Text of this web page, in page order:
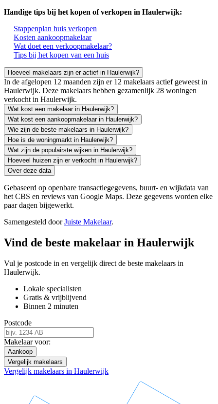
Handige tips bij het kopen of verkopen in Haulerwijk:
Stappenplan huis verkopen
Kosten aankoopmakelaar
Wat doet een verkoopmakelaar?
Tips bij het kopen van een huis
Hoeveel makelaars zijn er actief in Haulerwijk?
In de afgelopen 12 maanden zijn er 12 makelaars actief geweest in
Haulerwijk. Deze makelaars hebben gezamenlijk 28 woningen
verkocht in Haulerwijk.
Wat kost een makelaar in Haulerwijk?
Wat kost een aankoopmakelaar in Haulerwijk?
Wie zijn de beste makelaars in Haulerwijk?
Hoe is de woningmarkt in Haulerwijk?
Wat zijn de populairste wijken in Haulerwijk?
Hoeveel huizen zijn er verkocht in Haulerwijk?
Over deze data
Gebaseerd op openbare transactiegegevens, buurt- en wijkdata van
het CBS en reviews van Google Maps. Deze gegevens worden elke
paar dagen bijgewerkt.
Samengesteld doorJuiste Makelaar.
Vind de beste makelaar in Haulerwijk
Vul je postcode in en vergelijk direct de beste makelaars in
Haulerwijk.
Lokale specialisten
Gratis & vrijblijvend
Binnen 2 minuten
Postcode
Makelaar voor:
Aankoop
Vergelijk makelaars
Vergelijk makelaars in Haulerwijk